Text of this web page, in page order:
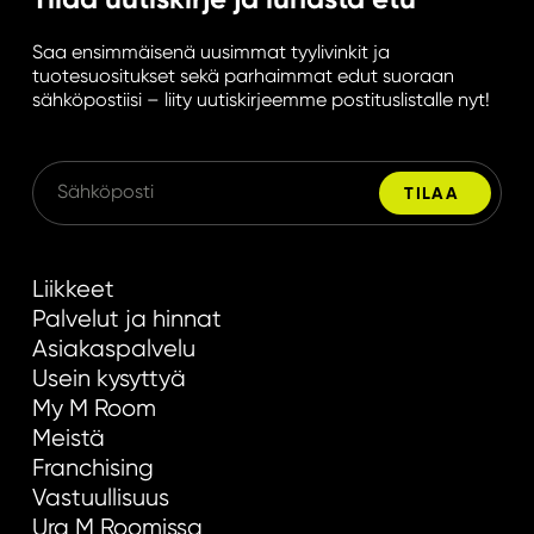
Saa ensimmäisenä uusimmat tyylivinkit ja
tuotesuositukset sekä parhaimmat edut suoraan
sähköpostiisi – liity uutiskirjeemme postituslistalle nyt!
Liikkeet
Palvelut ja hinnat
Asiakaspalvelu
Usein kysyttyä
My M Room
Meistä
Franchising
Vastuullisuus
Ura M Roomissa